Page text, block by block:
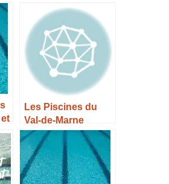
Tarifs et Infos –
Les Piscines du
Val-de-Marne